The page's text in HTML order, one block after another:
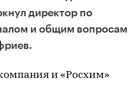
директор по
и общим вопросам
и «Росхим»